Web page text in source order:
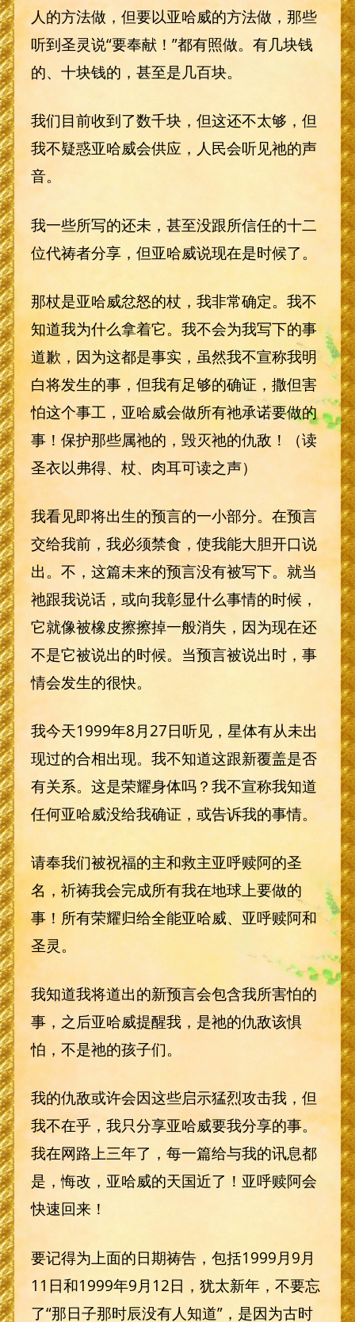
人的方法做，但要以亚哈威的方法做，那些
听到圣灵说“要奉献！”都有照做。有几块钱
的、十块钱的，甚至是几百块。
我们目前收到了数千块，但这还不太够，但
我不疑惑亚哈威会供应，人民会听见祂的声
音。
我一些所写的还未，甚至没跟所信任的十二
位代祷者分享，但亚哈威说现在是时候了。
那杖是亚哈威忿怒的杖，我非常确定。我不
知道我为什么拿着它。我不会为我写下的事
道歉，因为这都是事实，虽然我不宣称我明
白将发生的事，但我有足够的确证，撒但害
怕这个事工，亚哈威会做所有祂承诺要做的
事！保护那些属祂的，毁灭祂的仇敌！（读
圣衣以弗得、杖、肉耳可读之声）
我看见即将出生的预言的一小部分。在预言
交给我前，我必须禁食，使我能大胆开口说
出。不，这篇未来的预言没有被写下。就当
祂跟我说话，或向我彰显什么事情的时候，
它就像被橡皮擦擦掉一般消失，因为现在还
不是它被说出的时候。当预言被说出时，事
情会发生的很快。
我今天1999年8月27日听见，星体有从未出
现过的合相出现。我不知道这跟新覆盖是否
有关系。这是荣耀身体吗？我不宣称我知道
任何亚哈威没给我确证，或告诉我的事情。
请奉我们被祝福的主和救主亚呼赎阿的圣
名，祈祷我会完成所有我在地球上要做的
事！所有荣耀归给全能亚哈威、亚呼赎阿和
圣灵。
我知道我将道出的新预言会包含我所害怕的
事，之后亚哈威提醒我，是祂的仇敌该惧
怕，不是祂的孩子们。
我的仇敌或许会因这些启示猛烈攻击我，但
我不在乎，我只分享亚哈威要我分享的事。
我在网路上三年了，每一篇给与我的讯息都
是，悔改，亚哈威的天国近了！亚呼赎阿会
快速回来！
要记得为上面的日期祷告，包括1999月9月
11日和1999年9月12日，犹太新年，不要忘
了“那日子那时辰没有人知道”，是因为古时